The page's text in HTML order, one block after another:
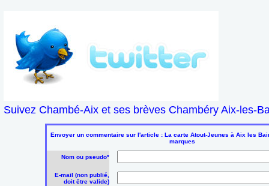
Suivez Chambé-Aix et ses brèves Chambéry Aix-les-
Envoyer un commentaire sur l'article : La carte Atout-Jeunes à Aix les
marques
Nom ou pseudo*
E-mail (non publié,
doit être valide)